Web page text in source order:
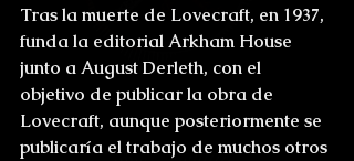
Tras la muerte de Lovecraft, en 1937,
funda la editorial Arkham House
junto a August Derleth, con el
objetivo de publicar la obra de
Lovecraft, aunque posteriormente se
publicaría el trabajo de muchos otros